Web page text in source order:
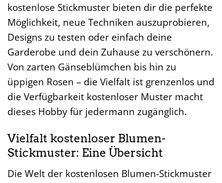
kostenlose Stickmuster bieten dir die perfekte
Möglichkeit, neue Techniken auszuprobieren,
Designs zu testen oder einfach deine
Garderobe und dein Zuhause zu verschönern.
Von zarten Gänseblümchen bis hin zu
üppigen Rosen – die Vielfalt ist grenzenlos und
die Verfügbarkeit kostenloser Muster macht
dieses Hobby für jedermann zugänglich.
Vielfalt kostenloser Blumen-
Stickmuster: Eine Übersicht
Die Welt der kostenlosen Blumen-Stickmuster